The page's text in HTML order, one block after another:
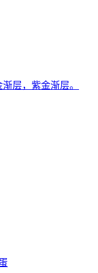
层，紫金渐层。